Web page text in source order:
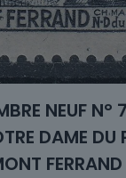
NEUF N°
DAME DU
FERRAND